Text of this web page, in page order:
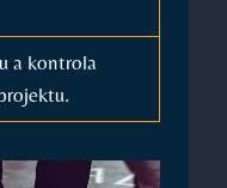
a kontrola⁣